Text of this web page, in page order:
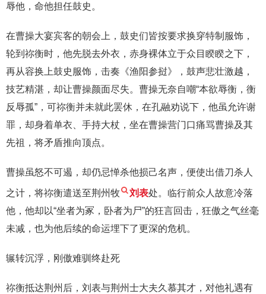
辱他，命他担任鼓史。
在曹操大宴宾客的朝会上，鼓史们皆按要求换穿特制服饰，
轮到祢衡时，他先脱去外衣，赤身裸体立于众目睽睽之下，
再从容换上鼓史服饰，击奏《渔阳参挝》，鼓声悲壮激越，
技艺精湛，却让曹操颜面尽失。曹操无奈自嘲“本欲辱衡，衡
反辱孤”，可祢衡并未就此罢休，在孔融劝说下，他虽允许谢
罪，却身着单衣、手持大杖，坐在曹操营门口痛骂曹操及其
先祖，将矛盾推向顶点。
曹操虽怒不可遏，却仍忌惮杀他损己名声，便使出借刀杀人
之计，将祢衡遣送至荆州牧 刘表处。临行前众人故意冷落
他，他却以“坐者为冢，卧者为尸”的狂言回击，狂傲之气丝毫
未减，也为他后续的命运埋下了更深的危机。
辗转沉浮，刚傲难驯终赴死
祢衡抵达荆州后，刘表与荆州士大夫久慕其才，对他礼遇有